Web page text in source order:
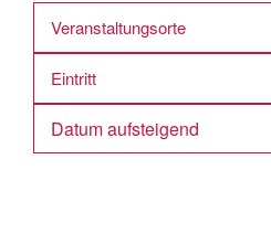
Veranstaltungsorte
Eintritt